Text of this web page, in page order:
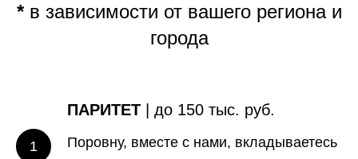
*в зависимости от вашего региона и
города
ПАРИТЕТ | до 150 тыс. руб.
Поровну, вместе с нами, вкладываетесь